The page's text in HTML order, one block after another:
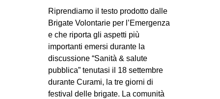
Riprendiamo il testo prodotto dalle
Brigate Volontarie per l’Emergenza
e che riporta gli aspetti più
importanti emersi durante la
discussione “Sanità & salute
pubblica” tenutasi il 18 settembre
durante Curami, la tre giorni di
festival delle brigate. La comunità